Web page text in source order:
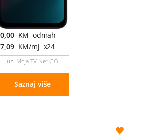
0,00 KM odmah
7,09 KM/mj x24
uz Moja TV Net GO
Saznaj više